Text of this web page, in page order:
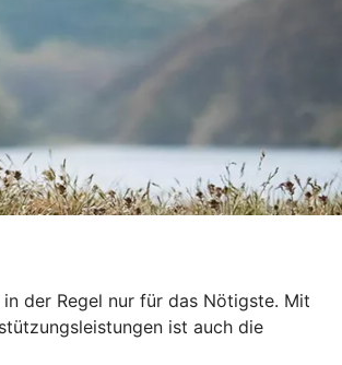
der Regel nur für das Nötigste. Mit
ist auch die